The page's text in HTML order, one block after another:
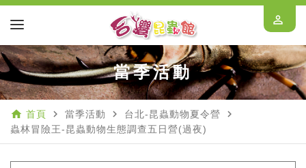
perm_identity
當季活動
home 首頁 navigate_next 當季活動 navigate_next 台北-昆蟲動物夏令營 navigate_next
蟲林冒險王-昆蟲動物生態調查五日營(過夜)